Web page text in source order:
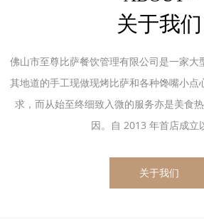
关于我们
佛山市至尊比萨餐饮管理有限公司是一家大
其地道的手工现做现烤比萨和各种馋嘴小点
求，而从始至终细致入微的服务亦是美食
因。自 2013 年首店成立
关于我们